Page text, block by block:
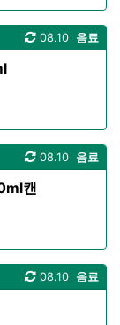
음료
08.10
음료
08.10
캔
음료
08.10